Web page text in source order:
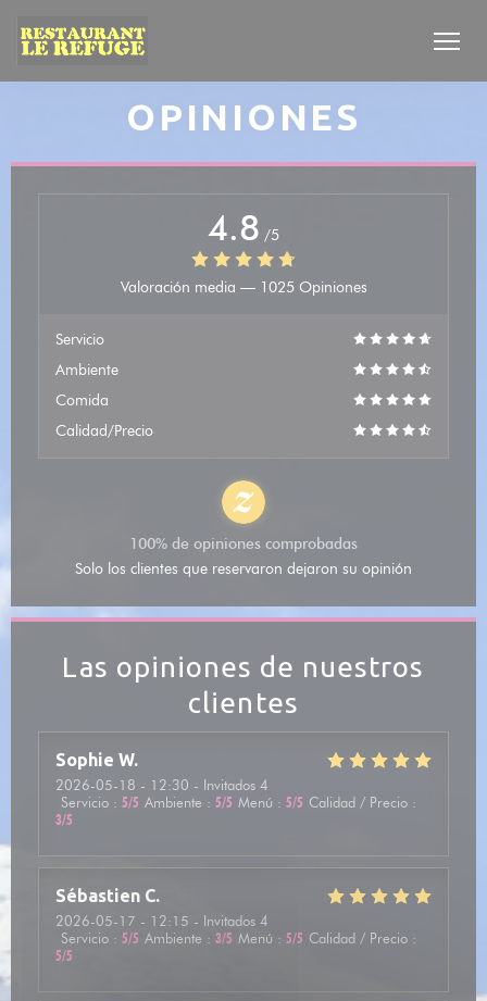
OPINIONES
Las opiniones de nuestros
clientes
Sophie W
2026-05-18 - 12:30 - Invitados 4
Servicio : 5/5 Ambiente : 5/5 Menú : 5/5 Calidad / Precio :
3/5
Sébastien C
2026-05-17 - 12:15 - Invitados 4
Servicio : 5/5 Ambiente : 3/5 Menú : 5/5 Calidad / Precio :
5/5
4.8 /5
Valoración media — 1025 Opiniones
Servicio
Ambiente
Comida
Calidad/Precio
100% de opiniones comprobadas
Solo los clientes que reservaron dejaron su opinión